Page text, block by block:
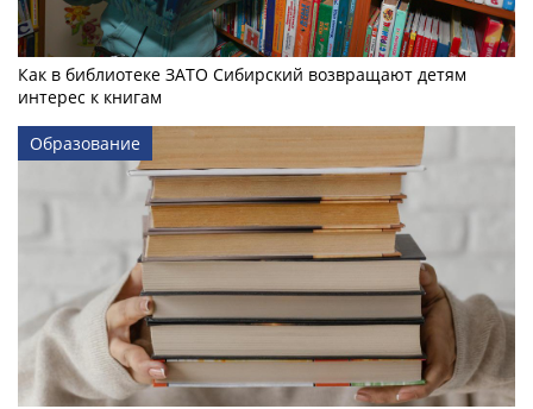
Как в библиотеке ЗАТО Сибирский возвращают детям
интерес к книгам
Образование